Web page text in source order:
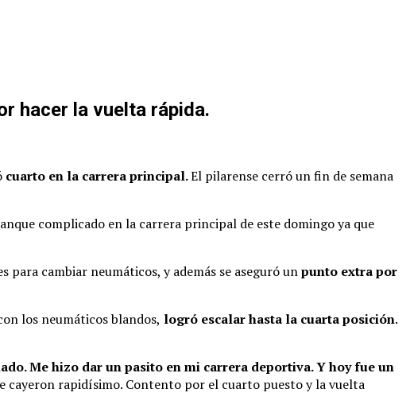
hacer la vuelta rápida.
cuarto en la carrera principal.El pilarense cerró un fin de semana
complicado en la carrera principal de este domingo ya que
para cambiar neumáticos, y además se aseguró unpunto extra por
los neumáticos blandos, logró escalar hasta la cuarta posición.
Me hizo dar un pasito en mi carrera deportiva. Y hoy fue un
cayeron rapidísimo. Contento por el cuarto puesto y la vuelta